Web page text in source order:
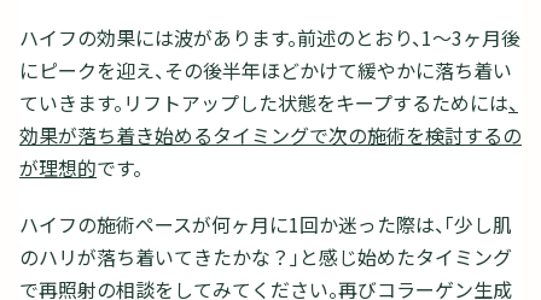
ハイフの効果には波があります。前述のとおり、1〜3ヶ月後
にピークを迎え、その後半年ほどかけて緩やかに落ち着い
ていきます。リフトアップした状態をキープするためには、
効果が落ち着き始めるタイミングで次の施術を検討するの
が理想的です。
ハイフの施術ペースが何ヶ月に1回か迷った際は、「少し肌
のハリが落ち着いてきたかな？」と感じ始めたタイミング
で再照射の相談をしてみてください。再びコラーゲン生成